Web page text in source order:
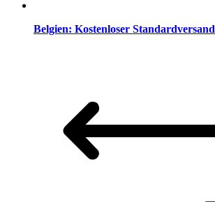
Belgien: Kostenloser Standardversand